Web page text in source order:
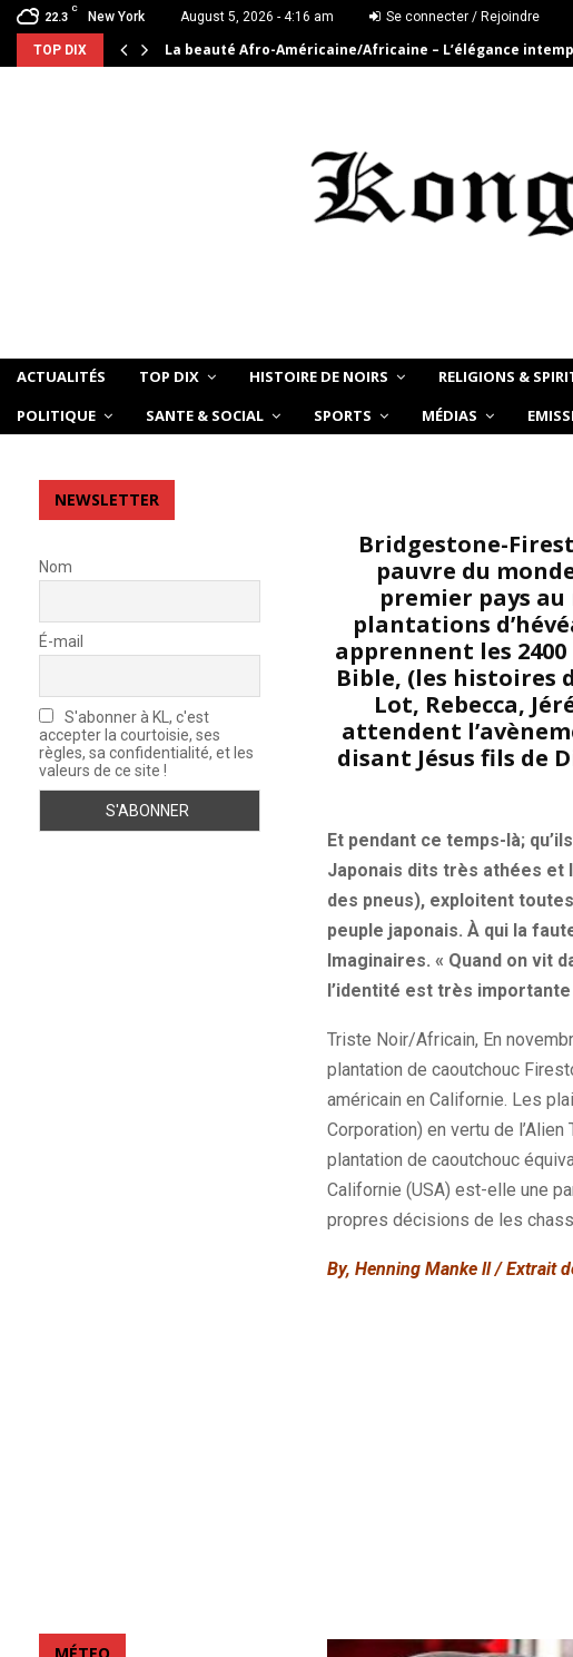
22.3
C
New York August 5, 2026 - 4:16 am Se connecter / Rejoindre
TOP DIX La beauté Afro-Américaine/Africaine – L’élégance
ACTUALITÉS TOP DIX HISTOIRE DE NOIRS RELIGIONS &
POLITIQUE
SANTE & SOCIAL SPORTS MÉDIAS
Bridgestone-
pauvre du
premier pays
plantations
apprennent les
Bible, (les histoires
Lot, Rebecca,
attendent
disant Jésus fils de
Et pendant ce temps-là;
Japonais dits très athées et
des pneus), exploitent
peuple japonais. À qui la
Imaginaires. « Quand on vit
l’identité est très
Triste Noir/Africain, En
plantation de caoutchouc
américain en Californie. Les
Corporation) en vertu de
plantation de caoutchouc
Californie (USA) est-elle une
propres décisions de les
By, Henning Manke ll / Extrait
NEWSLETTER
Nom
É-mail
S'abonner à KL, c'est
accepter la courtoisie, ses
règles, sa confidentialité, et les
valeurs de ce site !